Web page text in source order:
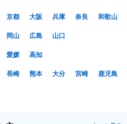
京都 大阪 兵庫 奈良
和歌山
岡山 広島
山口
愛媛
高知
長崎 熊本 大分 宮崎
鹿児島